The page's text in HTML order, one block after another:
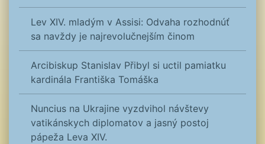
Lev XIV. mladým v Assisi: Odvaha rozhodnúť
sa navždy je najrevolučnejším činom
Arcibiskup Stanislav Přibyl si uctil pamiatku
kardinála Františka Tomáška
Nuncius na Ukrajine vyzdvihol návštevy
vatikánskych diplomatov a jasný postoj
pápeža Leva XIV.